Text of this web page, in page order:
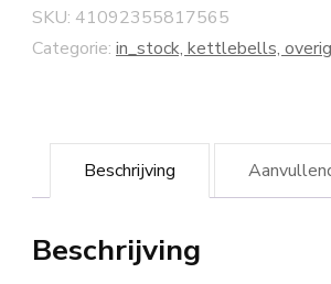
SKU: 41092355817565
Categorie: in_stock, kettlebells, overig
Beschrijving
Beschrijving